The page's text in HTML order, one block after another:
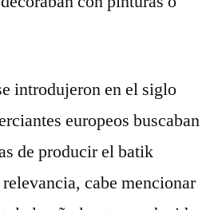
introdujeron en el siglo
europeos buscaban
de producir el batik
cabe mencionar